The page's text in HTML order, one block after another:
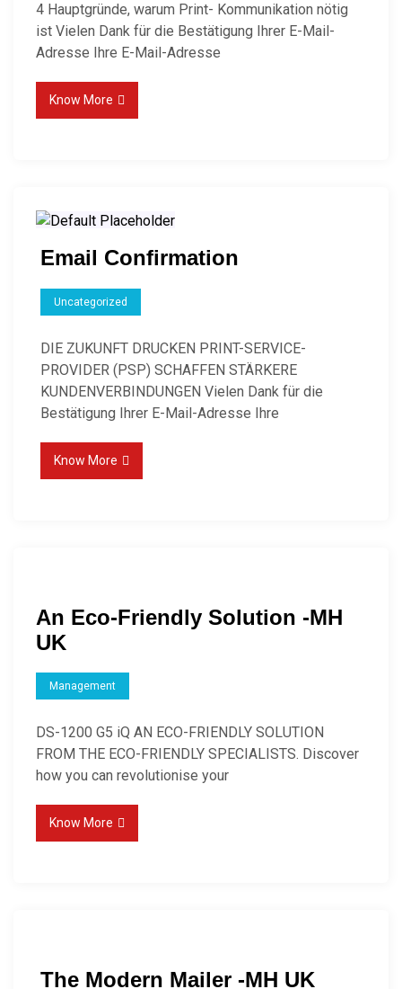
4 Hauptgründe, warum Print- Kommunikation nötig
ist Vielen Dank für die Bestätigung Ihrer E-Mail-
Adresse Ihre E-Mail-Adresse
Know More
Email Confirmation
Uncategorized
DIE ZUKUNFT DRUCKEN PRINT-SERVICE-
PROVIDER (PSP) SCHAFFEN STÄRKERE
KUNDENVERBINDUNGEN Vielen Dank für die
Bestätigung Ihrer E-Mail-Adresse Ihre
Know More
An Eco-Friendly Solution -MH
UK
Management
DS-1200 G5 iQ AN ECO-FRIENDLY SOLUTION
FROM THE ECO-FRIENDLY SPECIALISTS. Discover
how you can revolutionise your
Know More
The Modern Mailer -MH UK